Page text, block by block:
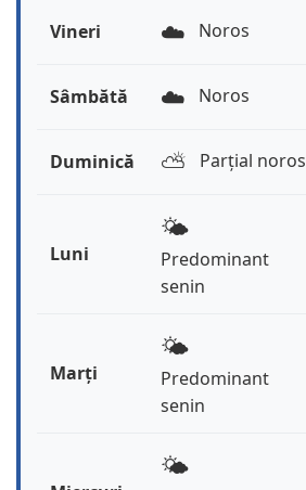
Vineri ☁️ Noros
Sâmbătă ☁️ Noros
Duminică ⛅️ Parțial noros
Luni
🌤️
Predominant
senin
Marți
🌤️
Predominant
senin
🌤️